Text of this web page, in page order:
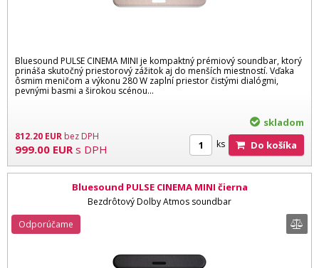
Bluesound PULSE CINEMA MINI je kompaktný prémiový soundbar, ktorý
prináša skutočný priestorový zážitok aj do menších miestností. Vďaka
ôsmim meničom a výkonu 280 W zaplní priestor čistými dialógmi,
pevnými basmi a širokou scénou...
812.20 EURbez DPH
999.00 EUR s DPH
skladom
ks Do košíka
Bluesound PULSE CINEMA MINI čierna
Bezdrôtový Dolby Atmos soundbar
Odporúčame